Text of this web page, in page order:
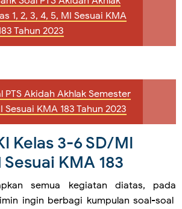
1, 2, 3, 4, 5, MI Sesuai KMA
Tahun 2023
PTS Akidah Akhlak Semester
Sesuai KMA 183 Tahun 2023
Kelas 3-6 SD/MI
KMA 183
semua kegiatan diatas, pada
ingin berbagi kumpulan soal-soal